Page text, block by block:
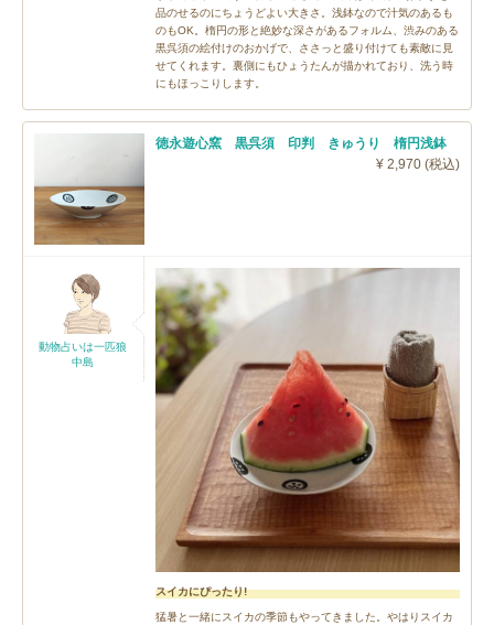
品のせるのにちょうどよい大きさ。浅鉢なので汁気のあるも
のもOK。楕円の形と絶妙な深さがあるフォルム、渋みのある
黒呉須の絵付けのおかげで、ささっと盛り付けても素敵に見
せてくれます。裏側にもひょうたんが描かれており、洗う時
にもほっこりします。
徳永遊心窯 黒呉須 印判 きゅうり 楕円浅鉢
¥ 2,970 (税込)
動物占いは一匹狼
中島
スイカにぴったり!
猛暑と一緒にスイカの季節もやってきました。やはりスイカ